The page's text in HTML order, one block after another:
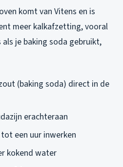
komt van Vitens en is
meer kalkafzetting, vooral
je baking soda gebruikt,
(baking soda) direct in de
erachteraan
een uur inwerken
kokend water